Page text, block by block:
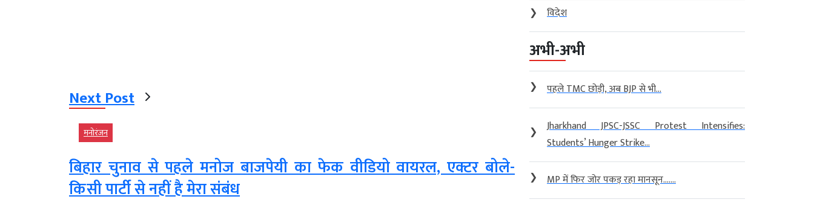
Next Post
मनोरंजन
बिहार चुनाव से पहले मनोज बाजपेयी का फेक वीडियो वायरल, एक्टर बोले-
किसी पार्टी से नहीं है मेरा संबंध
❯
विदेश
अभी-अभी
❯ पहले TMC छोड़ी, अब BJP से भी...
❯
Jharkhand JPSC-JSSC Protest Intensifies:
Students’ Hunger Strike...
❯ MP में फिर जोर पकड़ रहा मानसून…....